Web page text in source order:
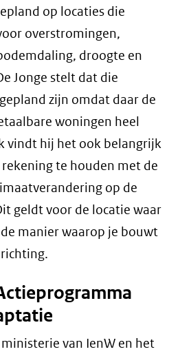
op locaties die
overstromingen,
droogte en
Jonge stelt dat die
zijn omdat daar de
woningen heel
vindt hij het ook belangrijk
te houden met de
op de
geldt voor de locatie waar
manier waarop je bouwt
van IenW en het